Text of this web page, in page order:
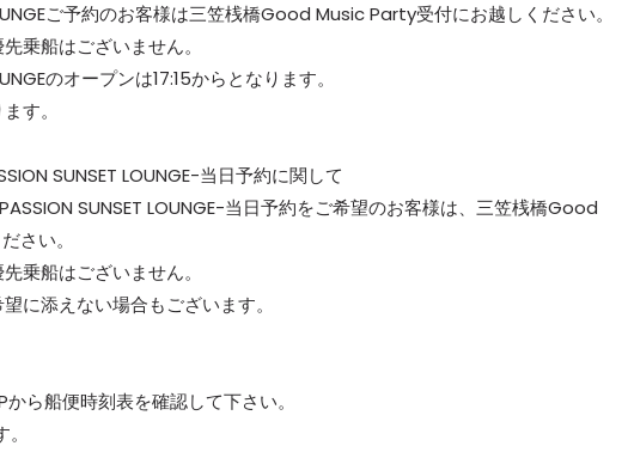
ご予約のお客様は三笠桟橋Good Music Party受付にお越しください。
船はございません。
のオープンは17:15からとなります。
す。
SUNSET LOUNGE-当日予約に関して
SUNSET LOUNGE-当日予約をご希望のお客様は、三笠桟橋Good
さい。
船はございません。
添えない場合もございます。
ら船便時刻表を確認して下さい。